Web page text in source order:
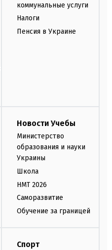
коммунальные услуги
Налоги
Пенсия в Украине
Новости Учебы
Министерство
образования и науки
Украины
Школа
НМТ 2026
Саморазвитие
Обучение за границей
Спорт